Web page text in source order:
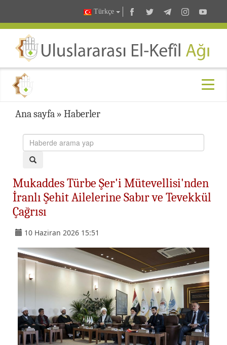
Türkçe
Ana sayfa » Haberler
Mukaddes Türbe Şer'i Mütevellisi'nden
İranlı Şehit Ailelerine Sabır ve Tevekkül
Çağrısı
10 Haziran 2026 15:51